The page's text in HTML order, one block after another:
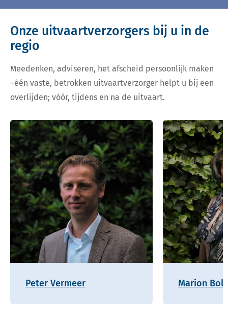
Onze uitvaartverzorgers bij u in de
regio
Meedenken, adviseren, het afscheid persoonlijk maken
–één vaste, betrokken uitvaartverzorger helpt u bij een
overlijden; vóór, tijdens en na de uitvaart.
Peter Vermeer Marion